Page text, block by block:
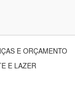
E ORÇAMENTO
E LAZER